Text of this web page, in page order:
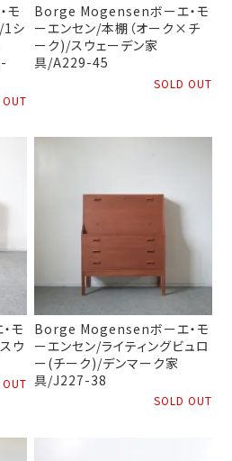
モ
1シ
Borge Mogensenボーエ・モ
ーエンセン/本棚（オーク×チ
ーク)/スウェーデン家
具/A229-45
SOLD OUT
モ
ウ
Borge Mogensenボーエ・モ
ーエンセン/ライティングビュロ
ー(チーク)/デンマーク家
具/J227-38
SOLD OUT